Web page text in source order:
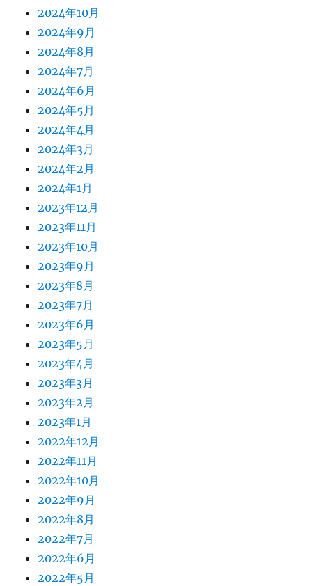
2024年10月
2024年9月
2024年8月
2024年7月
2024年6月
2024年5月
2024年4月
2024年3月
2024年2月
2024年1月
2023年12月
2023年11月
2023年10月
2023年9月
2023年8月
2023年7月
2023年6月
2023年5月
2023年4月
2023年3月
2023年2月
2023年1月
2022年12月
2022年11月
2022年10月
2022年9月
2022年8月
2022年7月
2022年6月
2022年5月